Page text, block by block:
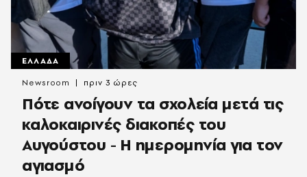
ΕΛΛΑΔΑ
Πότε ανοίγουν τα σχολεία μετά τις
καλοκαιρινές διακοπές του
Αυγούστου - Η ημερομηνία για τον
αγιασμό
Newsroom πριν 3 ώρες